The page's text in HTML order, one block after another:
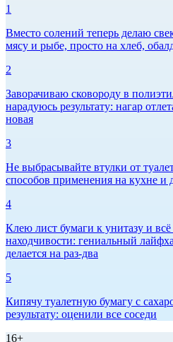
1
Вместо солений теперь делаю
мясу и рыбе, просто на хлеб,
2
Заворачиваю сковороду в
нарадуюсь результату: нагар
новая
3
Не выбрасывайте втулки от
способов применения на кухне и
4
Клею лист бумаги к унитазу и
находчивости: гениальный
делается на раз-два
5
Кипячу туалетную бумагу с
результату: оценили все соседи
16+